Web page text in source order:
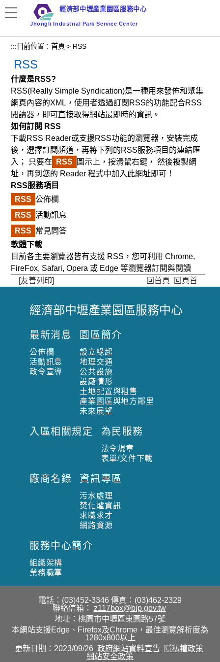
要
容
區
塊
經濟部中壢產業園區服務中心
Jhongli Industrial Park Service Center
::: 目前位置：首頁 > RSS
RSS
什麼是RSS?
RSS(Really Simple Syndication)是一種用來發佈和聚集
網頁內容的XML，使用者透過訂閱RSS的功能配合RSS
閱讀器，即可直接取得網站最即時的資訊。
如何訂閱 RSS
下載RSS Reader或支援RSS功能的瀏覽器，安裝完成
後，選擇訂閱頻道，再將下列的RSS服務項目的連結匯
入； 只要在
RSS
圖示上，按滑鼠右鍵， 然後複製網
址，再到您的 Reader 程式中加入此網址即可！
RSS服務項目
RSS 公佈欄
RSS 活動訊息
RSS 常見問答
軟體下載
目前各主要瀏覽器皆有支援 RSS，您可利用 Chrome,
FireFox, Safari, Opera 或 Edge 等瀏覽器訂閱與閱讀
[友善列印]
回首頁 回頁首
:
:
經濟部中壢產業園區服務中心
最新消息
公佈欄
活動訊息
政令宣導
園區簡介
設立緣起
地理交通
公共設施
設廠情形
土地配置與租售
產業園區與地方鄰里
未來展望
入區相關規定 為民服務
法令規章
表單/文件下載
廠商名錄 資訊專區
污水處理
焚化爐資訊
求職求才
網路資源
服務中心簡介
組織架構
業務職掌
電話：(03)452-3346 傳真：(03)462-2329
聯絡信箱：
z117box@bip.gov.tw
地址：桃園市中壢區東園路57號
本網站支援Edge、Firefox及Chrome，最佳瀏覽解析度為
1280x800以上
更新日期：2023/09/26 政府網站資料宣告
隱私權政策
網站安全政策